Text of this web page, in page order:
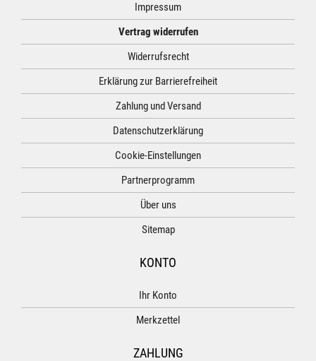
Impressum
Vertrag widerrufen
Widerrufsrecht
Erklärung zur Barrierefreiheit
Zahlung und Versand
Datenschutzerklärung
Cookie-Einstellungen
Partnerprogramm
Über uns
Sitemap
KONTO
Ihr Konto
Merkzettel
ZAHLUNG